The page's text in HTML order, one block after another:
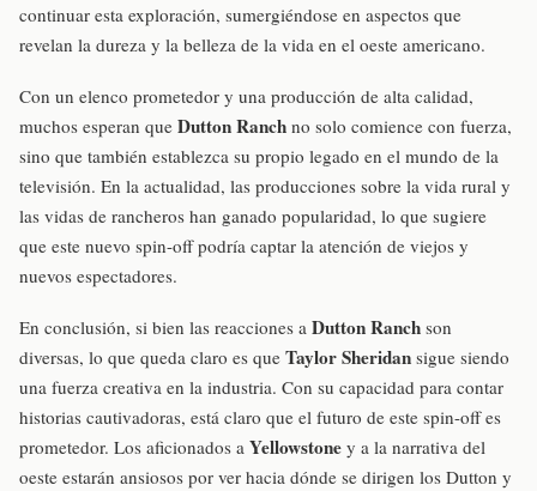
continuar esta exploración, sumergiéndose en aspectos que
revelan la dureza y la belleza de la vida en el oeste americano.
Con un elenco prometedor y una producción de alta calidad,
muchos esperan que Dutton Ranch no solo comience con fuerza,
sino que también establezca su propio legado en el mundo de la
televisión. En la actualidad, las producciones sobre la vida rural y
las vidas de rancheros han ganado popularidad, lo que sugiere
que este nuevo spin-off podría captar la atención de viejos y
nuevos espectadores.
En conclusión, si bien las reacciones a Dutton Ranch son
diversas, lo que queda claro es que Taylor Sheridan sigue siendo
una fuerza creativa en la industria. Con su capacidad para contar
historias cautivadoras, está claro que el futuro de este spin-off es
prometedor. Los aficionados a Yellowstone y a la narrativa del
oeste estarán ansiosos por ver hacia dónde se dirigen los Dutton y